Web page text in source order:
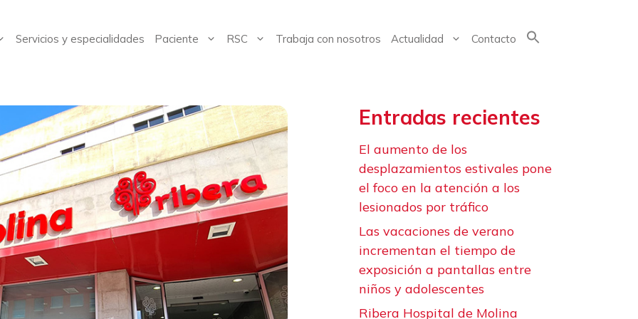
Servicios y especialidades Paciente RSC Trabaja con nosotros Actualidad Contacto
Entradas recientes
El aumento de los
desplazamientos estivales pone
el foco en la atención a los
lesionados por tráfico
Las vacaciones de verano
incrementan el tiempo de
exposición a pantallas entre
niños y adolescentes
Ribera Hospital de Molina